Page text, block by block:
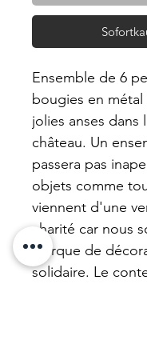
Ensemble de 6
bougies en métal
jolies anses dans
château. Un
passera pas
objets comme
viennent d'une
charité car nous
marque de
solidaire. Le